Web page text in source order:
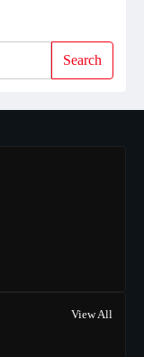
Search
View All